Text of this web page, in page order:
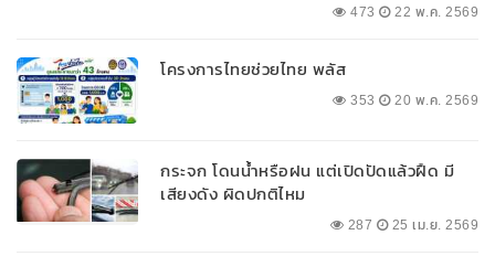
473 22 พ.ค. 2569
โครงการไทยช่วยไทย พลัส
353 20 พ.ค. 2569
กระจก โดนน้ำหรือฝน แต่เปิดปัดแล้วฝืด มี
เสียงดัง ผิดปกติไหม
287 25 เม.ย. 2569